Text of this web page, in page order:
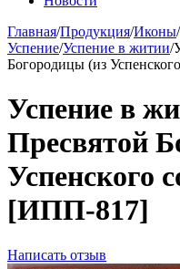
Главная/Продукция/Иконы/
Успение/Успение в житии/
Богородицы (из
Успение в
Пресвятой
Успенского
[ИПП-817]
Написать отзыв